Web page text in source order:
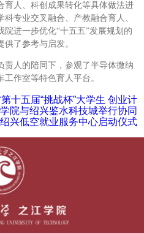
育人、科创成果转化等具体做法进
专业交叉融合、产教融合育人、
进一步优化“十五五”发展规划的
了参考与启发。
责人的陪同下，参观了半导体微纳
作室等特色育人平台。
十五届“挑战杯”大学生 创业计
学院与绍兴鉴水科技城举行协同
兴低空就业服务中心启动仪式